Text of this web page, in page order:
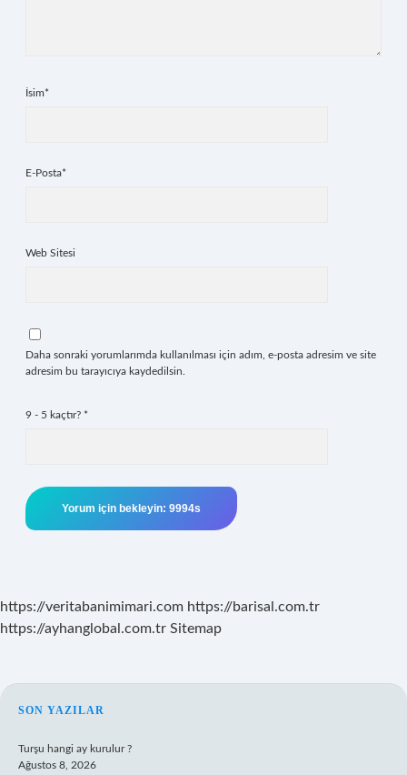
İsim*
E-Posta*
Web Sitesi
Daha sonraki yorumlarımda kullanılması için adım, e-posta adresim ve site
adresim bu tarayıcıya kaydedilsin.
9 - 5 kaçtır? *
https://veritabanimimari.com https://barisal.com.tr
https://ayhanglobal.com.tr Sitemap
SIDEBAR
SON YAZILAR
Turşu hangi ay kurulur ?
Ağustos 8, 2026